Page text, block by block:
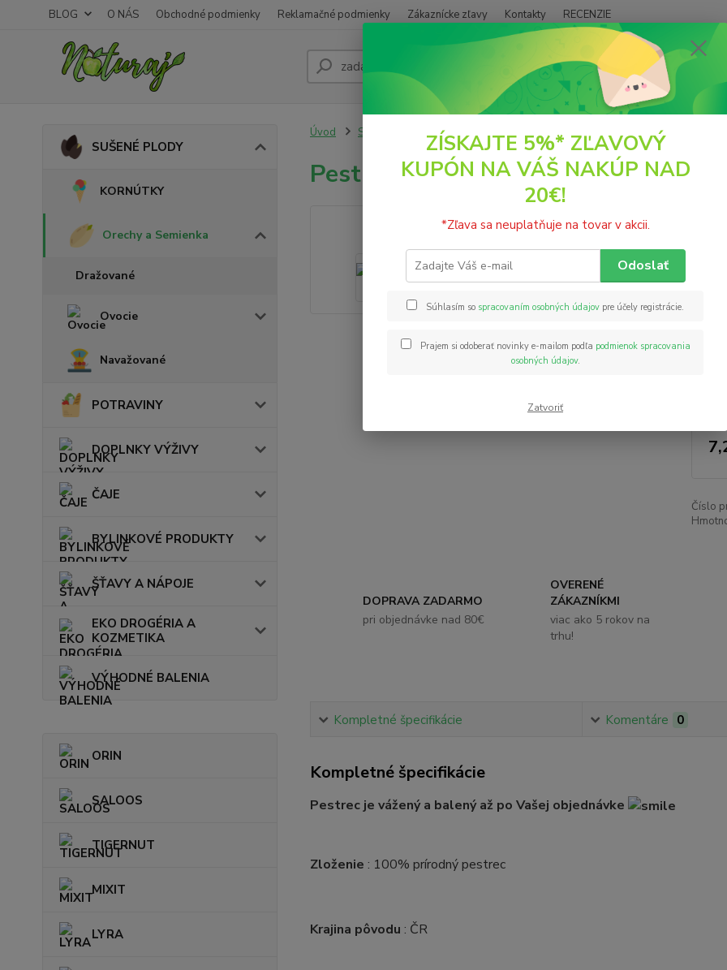
BLOG O NÁS Obchodné podmienky Reklamačné podmienky Zákaznícke zľavy Kontakty RECENZIE
Hľadať
(PO
SUŠENÉ PLODY
KORNÚTKY
Orechy a Semienka
Dražované
Ovocie
Navažované
POTRAVINY
DOPLNKY VÝŽIVY
ČAJE
BYLINKOVÉ PRODUKTY
ŠŤAVY A NÁPOJE
EKO DROGÉRIA A
KOZMETIKA
VÝHODNÉ BALENIA
ORIN
SALOOS
TIGERNUT
MIXIT
LYRA
Úvod SUŠENÉ PLODY Orechy a Semienka Pestrec plod
Pestrec plod
Číslo
DOPRAVA ZADARMO
pri objednávke nad 80€
OVERENÉ
ZÁKAZNÍKMI
viac ako 5 rokov na
trhu!
Kompletné špecifikácie Komentáre 0
Kompletné špecifikácie
Pestrec je vážený a balený až po Vašej objednávke
Zloženie : 100% prírodný pestrec
Krajina pôvodu : ČR
ZÍSKAJTE 5%* ZĽAVOVÝ
KUPÓN NA VÁŠ NAKÚP NAD
20€!
*Zľava sa neuplatňuje na tovar v akcii.
Odoslať
Súhlasím so spracovaním osobných údajov pre účely registrácie.
Prajem si odoberať novinky e-mailom podľa podmienok spracovania
osobných údajov.
Zatvoriť